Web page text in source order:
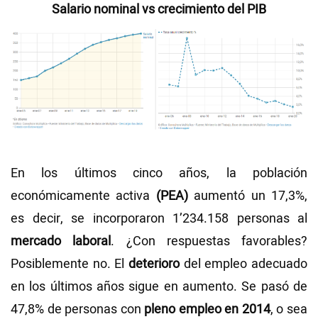
Salario nominal vs crecimiento del PIB
En los últimos cinco años, la población
económicamente activa (PEA)aumentó un 17,3%,
es decir, se incorporaron 1’234.158 personas al
mercado laboral. ¿Con respuestas favorables?
Posiblemente no. El deteriorodel empleo adecuado
en los últimos años sigue en aumento. Se pasó de
47,8% de personas con pleno empleo en 2014, o sea